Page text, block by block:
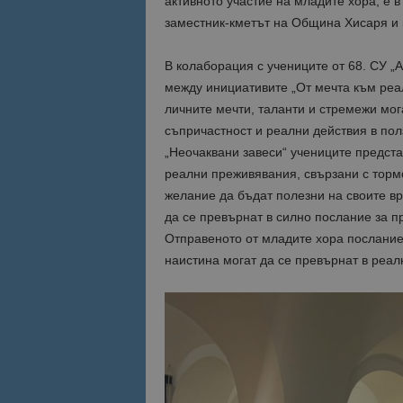
заместник-кметът на Община Хисаря
В колаборация с учениците от 68. СУ
между инициативите „От мечта към
личните мечти, таланти и стремежи
съпричастност и реални действия в
„Неочаквани завеси“ учениците
реални преживявания, свързани с
желание да бъдат полезни на своите
да се превърнат в силно послание за
Отправеното от младите хора
наистина могат да се превърнат в
_ga_B09EBBY8PY
_ga_WXPDN4HSCV